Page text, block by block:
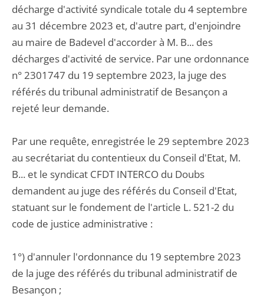
décharge d'activité syndicale totale du 4 septembre
au 31 décembre 2023 et, d'autre part, d'enjoindre
au maire de Badevel d'accorder à M. B... des
décharges d'activité de service. Par une ordonnance
n° 2301747 du 19 septembre 2023, la juge des
référés du tribunal administratif de Besançon a
rejeté leur demande.
Par une requête, enregistrée le 29 septembre 2023
au secrétariat du contentieux du Conseil d'Etat, M.
B... et le syndicat CFDT INTERCO du Doubs
demandent au juge des référés du Conseil d'Etat,
statuant sur le fondement de l'article L. 521-2 du
code de justice administrative :
1°) d'annuler l'ordonnance du 19 septembre 2023
de la juge des référés du tribunal administratif de
Besançon ;